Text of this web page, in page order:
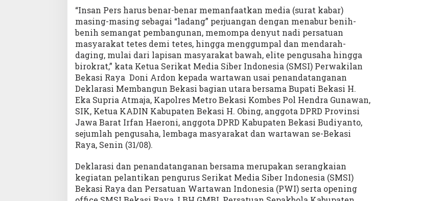
“Insan Pers harus benar-benar memanfaatkan media (surat kabar)
masing-masing sebagai “ladang” perjuangan dengan menabur benih-
benih semangat pembangunan, memompa denyut nadi persatuan
masyarakat tetes demi tetes, hingga menggumpal dan mendarah-
daging, mulai dari lapisan masyarakat bawah, elite pengusaha hingga
birokrat,” kata Ketua Serikat Media Siber Indonesia (SMSI) Perwakilan
Bekasi Raya Doni Ardon kepada wartawan usai penandatanganan
Deklarasi Membangun Bekasi bagian utara bersama Bupati Bekasi H.
Eka Supria Atmaja, Kapolres Metro Bekasi Kombes Pol Hendra Gunawan,
SIK, Ketua KADIN Kabupaten Bekasi H. Obing, anggota DPRD Provinsi
Jawa Barat Irfan Haeroni, anggota DPRD Kabupaten Bekasi Budiyanto,
sejumlah pengusaha, lembaga masyarakat dan wartawan se-Bekasi
Raya, Senin (31/08).
Deklarasi dan penandatanganan bersama merupakan serangkaian
kegiatan pelantikan pengurus Serikat Media Siber Indonesia (SMSI)
Bekasi Raya dan Persatuan Wartawan Indonesia (PWI) serta opening